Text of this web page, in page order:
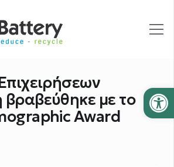
με το
Award